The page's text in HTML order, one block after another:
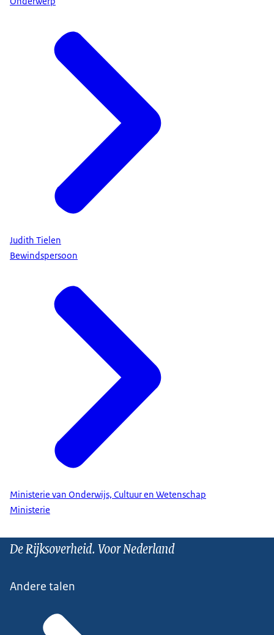
Judith Tielen
Bewindspersoon
Ministerie van Onderwijs, Cultuur en Wetenschap
Ministerie
De Rijksoverheid. Voor Nederland
Andere talen